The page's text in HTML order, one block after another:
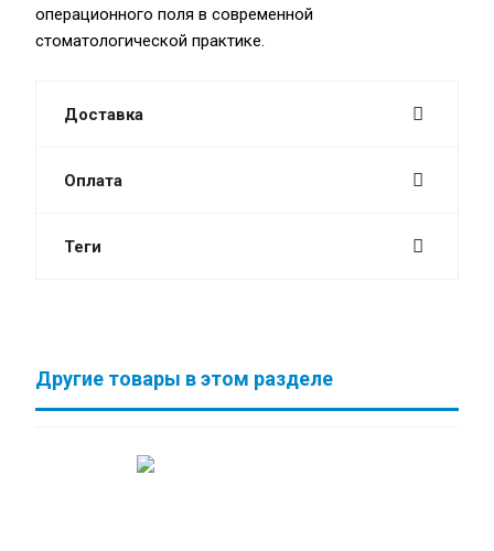
операционного поля в современной
стоматологической практике.
Доставка
Оплата
Теги
Другие товары в этом разделе